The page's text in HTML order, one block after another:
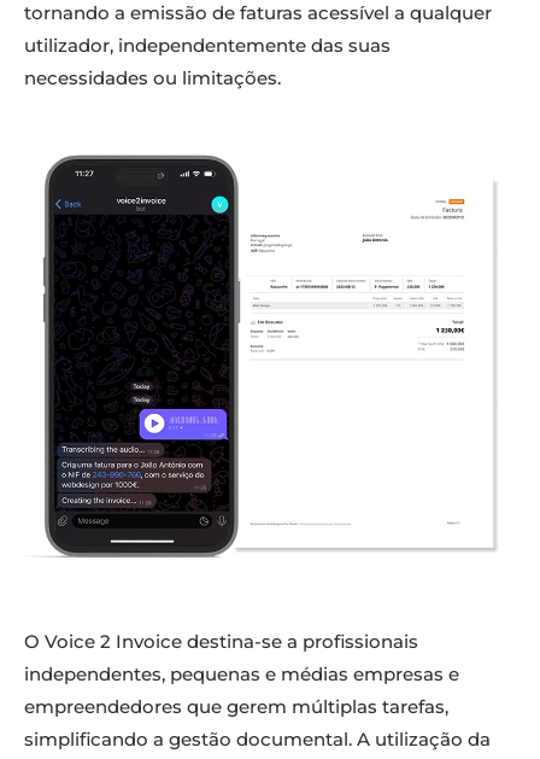
tornando a emissão de faturas acessível a qualquer
utilizador, independentemente das suas
necessidades ou limitações.
O Voice 2 Invoice destina-se a profissionais
independentes, pequenas e médias empresas e
empreendedores que gerem múltiplas tarefas,
simplificando a gestão documental. A utilização da